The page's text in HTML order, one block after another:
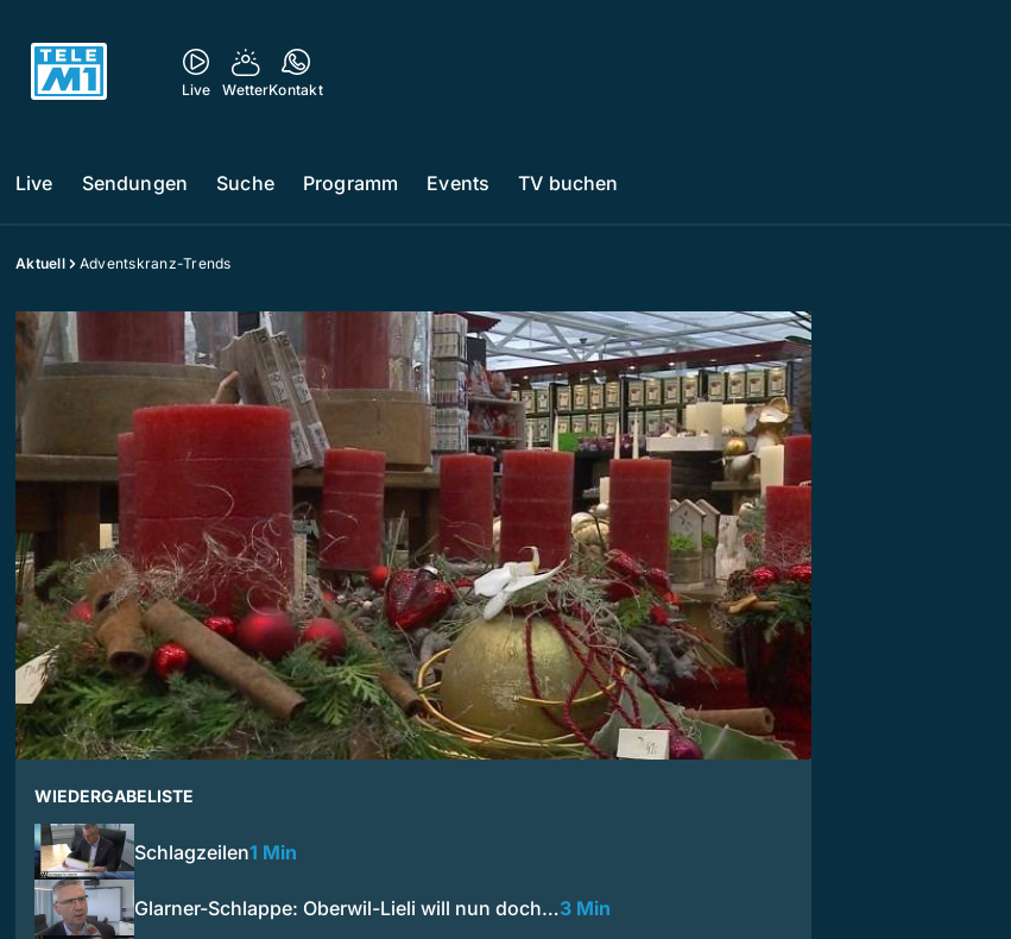
Live WetterKontakt
Live Sendungen Suche Programm Events TV buchen
Aktuell Adventskranz-Trends
WIEDERGABELISTE
Schlagzeilen1 Min
Glarner-Schlappe: Oberwil-Lieli will nun doch…3 Min